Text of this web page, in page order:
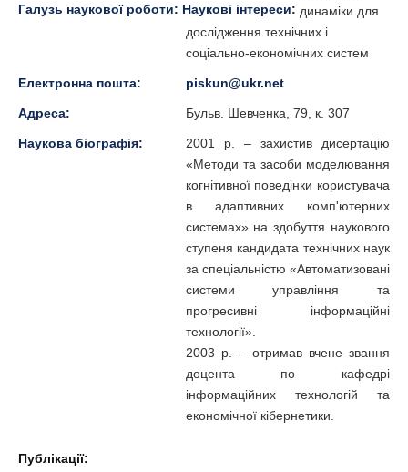
Галузь наукової роботи: Наукові інтереси: динаміки для
дослідження технічних і
соціально-економічних систем
Електронна пошта: piskun@ukr.net
Адреса: Бульв. Шевченка, 79, к. 307
Наукова біографія:
2001 р. – захистив дисертацію
«Методи та засоби моделювання
когнітивної поведінки користувача
в адаптивних комп'ютерних
системах» на здобуття наукового
ступеня кандидата технічних наук
за спеціальністю «Автоматизовані
системи управління та
прогресивні інформаційні
технології».
2003 р. – отримав вчене звання
доцента по кафедрі
інформаційних технологій та
економічної кібернетики.
Публікації: